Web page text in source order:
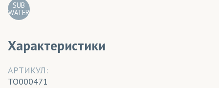
SUB
WATER
Характеристики
АРТИКУЛ:
TO000471